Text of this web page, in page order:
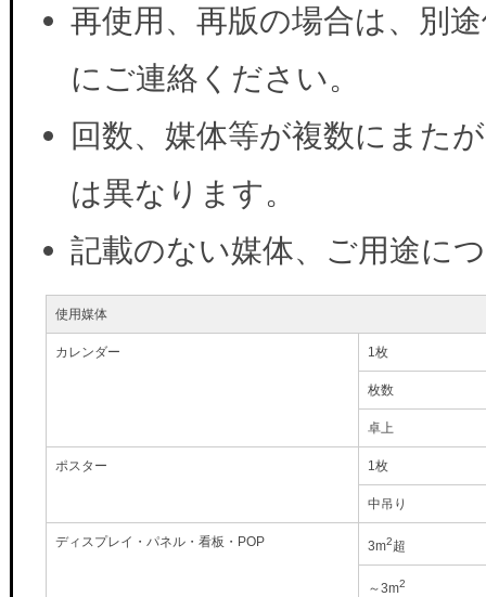
再使用、再版の場合は、別
にご連絡ください。
回数、媒体等が複数にまた
は異なります。
記載のない媒体、ご用途に
使用媒体
カレンダー 1枚
枚数
卓上
ポスター 1枚
中吊り
ディスプレイ・パネル・看板・POP 3m2超
～3m2